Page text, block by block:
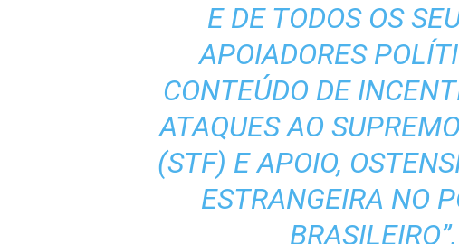
E DE TODOS OS
APOIADORES
CONTEÚDO DE
ATAQUES AO
(STF) E APOIO,
ESTRANGEIRA NO